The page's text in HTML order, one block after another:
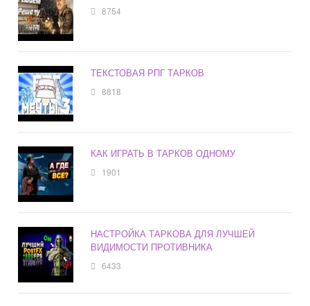
8754
ТЕКСТОВАЯ РПГ ТАРКОВ
8818
КАК ИГРАТЬ В ТАРКОВ ОДНОМУ
1901
НАСТРОЙКА ТАРКОВА ДЛЯ ЛУЧШЕЙ
ВИДИМОСТИ ПРОТИВНИКА
6433